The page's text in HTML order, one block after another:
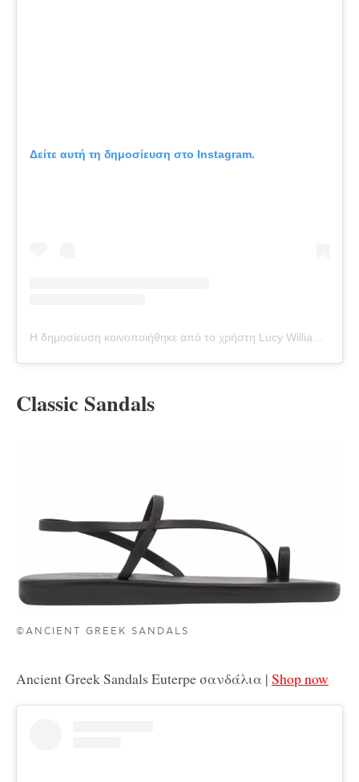
Δείτε αυτή τη δημοσίευση στο Instagram.
Η δημοσίευση κοινοποιήθηκε από το χρήστη Lucy Williams (@lucywilliams02)
Classic Sandals
©ANCIENT GREEK SANDALS
Ancient Greek Sandals Euterpe σανδάλια | Shop now